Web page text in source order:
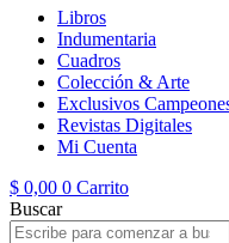
Libros
Indumentaria
Cuadros
Colección & Arte
Exclusivos
Revistas Digitales
Mi Cuenta
$ 0,00 0 Carrito
Buscar